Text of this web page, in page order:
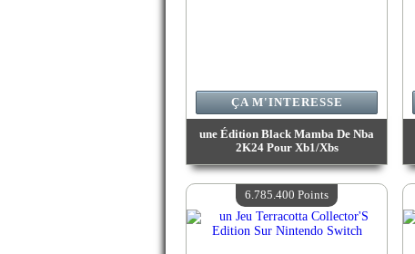
une Édition Black Mamba De Nba
2K24 Pour Xb1/Xbs
Valeur :7 121 200 Points
Quantité Disponible :4
ÇA M'INTERESSE
6.785.400 Points